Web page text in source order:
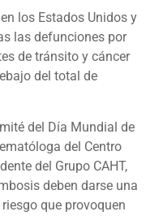
los Estados Unidos y
las defunciones por
de tránsito y cáncer
del total de
del Día Mundial de
del Centro
del Grupo CAHT,
deben darse una
que provoquen